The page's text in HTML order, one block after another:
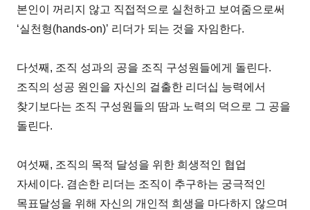
본인이 꺼리지 않고 직접적으로 실천하고 보여줌으로써
‘실천형(hands-on)’ 리더가 되는 것을 자임한다.
다섯째, 조직 성과의 공을 조직 구성원들에게 돌린다.
조직의 성공 원인을 자신의 걸출한 리더십 능력에서
찾기보다는 조직 구성원들의 땀과 노력의 덕으로 그 공을
돌린다.
여섯째, 조직의 목적 달성을 위한 희생적인 협업
자세이다. 겸손한 리더는 조직이 추구하는 궁극적인
목표달성을 위해 자신의 개인적 희생을 마다하지 않으며